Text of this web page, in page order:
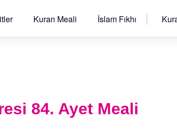
Kuran Meali İslam Fıkhı
84. Ayet Meali